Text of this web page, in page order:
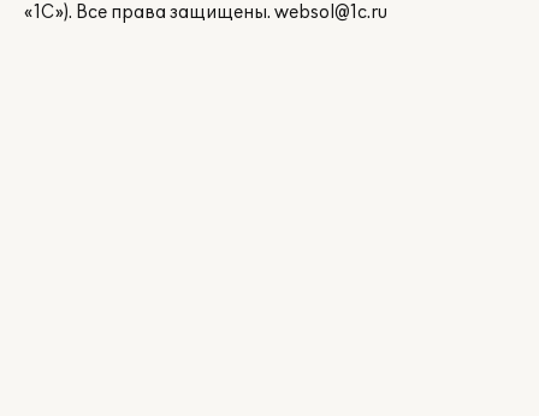
«1С»). Все права защищены. websol@1c.ru